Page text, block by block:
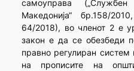
самоуправа
Македонија“ бр.158/
64/2018), во членот 2 е
закон е да се обезбеди
правно регулиран систем
на прописите на